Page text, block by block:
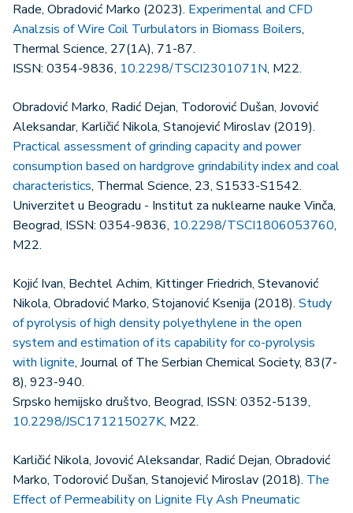
Rade, Obradović Marko (2023). Experimental and CFD
Analzsis of Wire Coil Turbulators in Biomass Boilers,
Thermal Science, 27(1A), 71-87.
ISSN: 0354-9836, 10.2298/TSCI2301071N, M22.
Obradović Marko, Radić Dejan, Todorović Dušan, Jovović
Aleksandar, Karličić Nikola, Stanojević Miroslav (2019).
Practical assessment of grinding capacity and power
consumption based on hardgrove grindability index and coal
characteristics, Thermal Science, 23, S1533-S1542.
Univerzitet u Beogradu - Institut za nuklearne nauke Vinča,
Beograd, ISSN: 0354-9836, 10.2298/TSCI1806053760,
M22.
Kojić Ivan, Bechtel Achim, Kittinger Friedrich, Stevanović
Nikola, Obradović Marko, Stojanović Ksenija (2018). Study
of pyrolysis of high density polyethylene in the open
system and estimation of its capability for co-pyrolysis
with lignite, Journal of The Serbian Chemical Society, 83(7-
8), 923-940.
Srpsko hemijsko društvo, Beograd, ISSN: 0352-5139,
10.2298/JSC171215027K, M22.
Karličić Nikola, Jovović Aleksandar, Radić Dejan, Obradović
Marko, Todorović Dušan, Stanojević Miroslav (2018). The
Effect of Permeability on Lignite Fly Ash Pneumatic